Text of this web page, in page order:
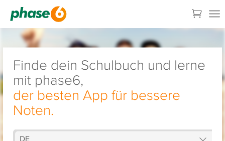
Finde dein Schulbuch und lerne
mit phase6,
der besten App für bessere
Noten.